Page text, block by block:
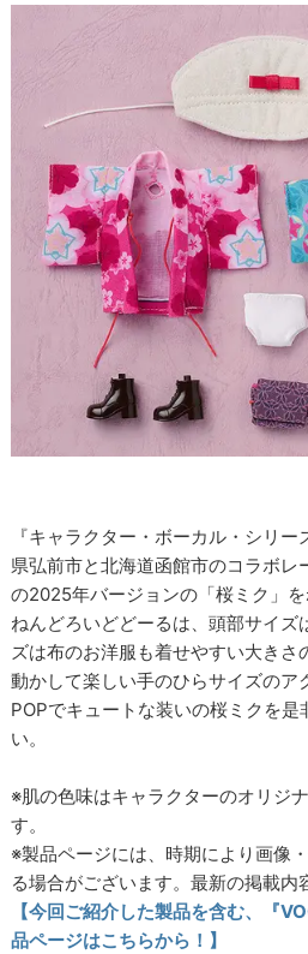
『キャラクター・ボーカル・シリ
県弘前市と北海道函館市のコラボレ
の2025年バージョンの「桜ミク」
ねんどろいどどーるは、頭部サイズ
ズは布のお洋服も着せやすい大きさ
動かして楽しい手のひらサイズのア
POPでキュートな装いの桜ミクを是
い。
※肌の色味はキャラクターのオリジ
す。
※製品ページには、時期により画像
る場合がございます。最新の掲載内
【今回ご紹介した製品を含む、『
品ページはこちらから！】